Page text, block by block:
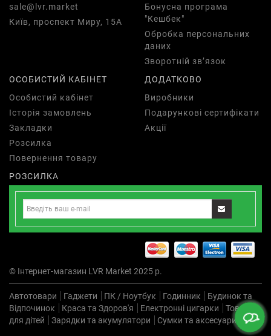
sale@lvr.market
Київ, проспект Миру, 15А
Бонусна програма
"Кешбек"
Обробка персональних
даних
Зворотній зв’язок
ОСОБИСТИЙ КАБІНЕТ
Особистий кабінет
Історія замовлень
Закладки
Розсилка
Повернення товару
ДОДАТКОВО
Виробники
Подарункові сертифікати
Акції
РОЗСИЛКА
© Інтернет-магазин LVR Market 2025 р.
Автотовари Гаджети ПК / Ноутбук Годинник
Будинок та
Відпочинок
Краса та Здоров'я Електронні цигарки
Товари
для дітей
Зарядки та акумулятори Сумки та аксесуари